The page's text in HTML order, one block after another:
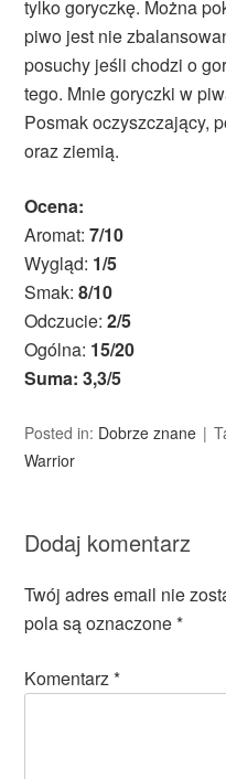
tylko goryczkę. Można
piwo jest nie
posuchy jeśli chodzi o
tego. Mnie goryczki w
Posmak oczyszczający,
oraz ziemią.
Ocena:
Aromat:7/10
Wygląd: 1/5
Smak:8/10
Odczucie:2/5
Ogólna: 15/20
Suma: 3,3/5
Posted in: Dobrze znane
Warrior
Dodaj komentarz
Twój adres email nie
pola są oznaczone*
Komentarz*